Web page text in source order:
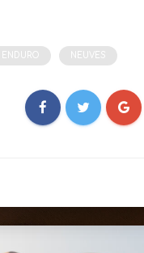
ENDURO NEUVES